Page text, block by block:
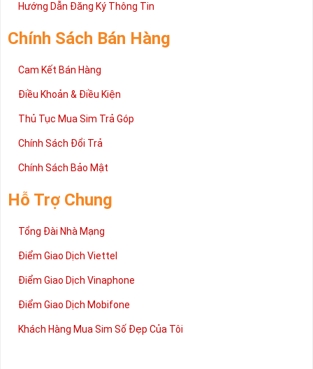
2 đang được rất nhiều khách hàng tin tưởng lựa chọn trên thị
cấp trong bài viết này sẽ giúp bạn hiểu rõ ý nghĩa và các bước đặt
mua sim số tại Sim Tiền Giang nhanh chóng nhất.
Chúc quý khách tìm được chiếc sim Tứ quý 2 như ý!
Hướng Dẫn Đăng Ký Thông Tin
Chính Sách Bán Hàng
Cam Kết Bán Hàng
Điều Khoản & Điều Kiện
Thủ Tục Mua Sim Trả Góp
Chính Sách Đổi Trả
Chính Sách Bảo Mật
Hỗ Trợ Chung
Tổng Đài Nhà Mạng
Điểm Giao Dịch Viettel
Điểm Giao Dịch Vinaphone
Điểm Giao Dịch Mobifone
Khách Hàng Mua Sim Số Đẹp Của Tôi